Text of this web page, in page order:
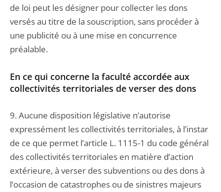
de loi peut les désigner pour collecter les dons
versés au titre de la souscription, sans procéder à
une publicité ou à une mise en concurrence
préalable.
En ce qui concerne la faculté accordée aux
collectivités territoriales de verser des dons
9. Aucune disposition législative n’autorise
expressément les collectivités territoriales, à l’instar
de ce que permet l’article L. 1115-1 du code général
des collectivités territoriales en matière d’action
extérieure, à verser des subventions ou des dons à
l’occasion de catastrophes ou de sinistres majeurs